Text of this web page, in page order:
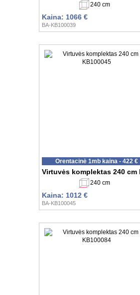
240 cm
Kaina: 1066 €
BA-KB100039
Orentacinė 1mb kaina - 422 €
Virtuvės komplektas 240 cm
240 cm
Kaina: 1012 €
BA-KB100045